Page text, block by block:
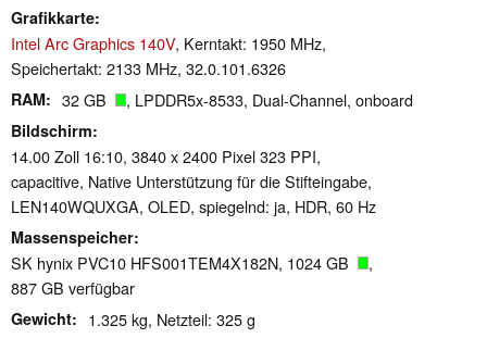
Grafikkarte
Intel Arc Graphics 140V, Kerntakt: 1950 MHz,
Speichertakt: 2133 MHz, 32.0.101.6326
RAM 32 GB , LPDDR5x-8533, Dual-Channel, onboard
Bildschirm
14.00 Zoll 16:10, 3840 x 2400 Pixel 323 PPI,
capacitive, Native Unterstützung für die Stifteingabe,
LEN140WQUXGA, OLED, spiegelnd: ja, HDR, 60 Hz
Massenspeicher
SK hynix PVC10 HFS001TEM4X182N, 1024 GB
,
887 GB verfügbar
Gewicht 1.325 kg, Netzteil: 325 g